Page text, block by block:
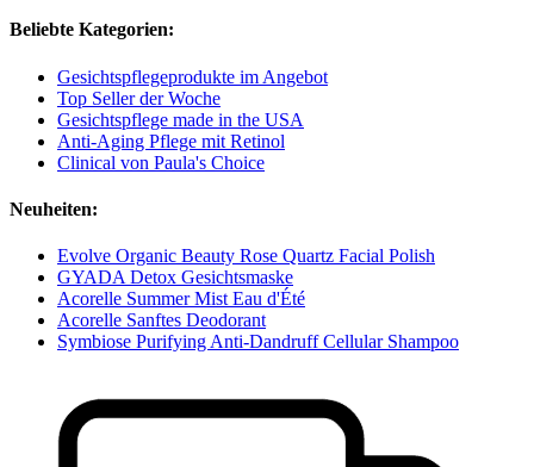
Beliebte Kategorien:
Gesichtspflegeprodukte im Angebot
Top Seller der Woche
Gesichtspflege made in the USA
Anti-Aging Pflege mit Retinol
Clinical von Paula's Choice
Neuheiten:
Evolve Organic Beauty Rose Quartz Facial Polish
GYADA Detox Gesichtsmaske
Acorelle Summer Mist Eau d'Été
Acorelle Sanftes Deodorant
Symbiose Purifying Anti-Dandruff Cellular Shampoo